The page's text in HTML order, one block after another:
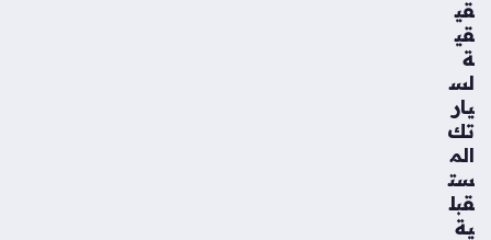
قي
قي
ة
لس
يار
تك
الم
ست
قبل
ية